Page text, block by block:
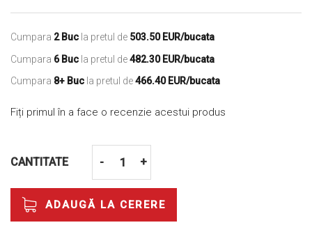
Cumpara 2 Buc la pretul de 503.50 EUR/bucata
Cumpara 6 Buc la pretul de482.30 EUR/bucata
Cumpara 8+ Buc la pretul de466.40 EUR/bucata
Fiți primul în a face o recenzie acestui produs
CANTITATE - +
ADAUGĂ LA CERERE